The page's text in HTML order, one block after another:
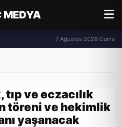
MEDYA
7 Ağustos 2026 Cuma
tıp ve eczacılık
töreni ve hekimlik
yaşanacak